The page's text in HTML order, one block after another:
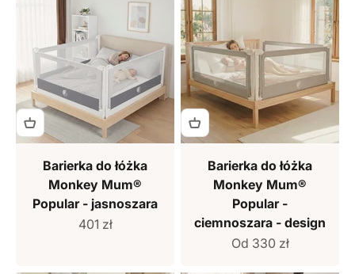
Barierka do łóżka
Monkey Mum®
Popular - jasnoszara
Cena sprzedaży
401 zł
Barierka do łóżka
Monkey Mum®
Popular -
ciemnoszara - design
Cena sprzedaży
Od 330 zł